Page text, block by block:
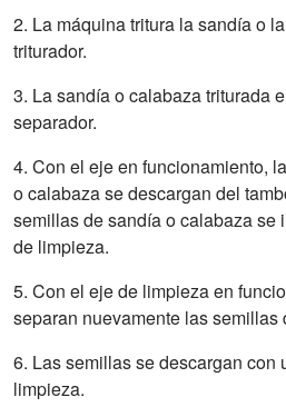
2. La máquina tritura la sandía o
triturador.
3. La sandía o calabaza triturada
separador.
4. Con el eje en funcionamiento,
o calabaza se descargan del
semillas de sandía o calabaza se
de limpieza.
5. Con el eje de limpieza en
separan nuevamente las semillas
6. Las semillas se descargan con
limpieza.